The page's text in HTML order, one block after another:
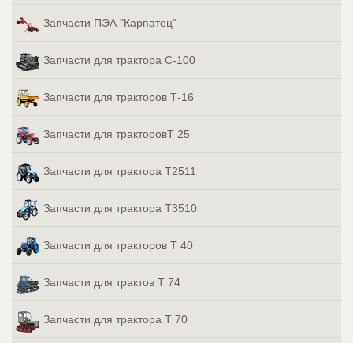
Запчасти ПЭА "Карпатец"
Запчасти для трактора С-100
Запчасти для тракторов Т-16
Запчасти для тракторовТ 25
Запчасти для трактора Т2511
Запчасти для трактора Т3510
Запчасти для тракторов Т 40
Запчасти для трактов Т 74
Запчасти для трактора Т 70